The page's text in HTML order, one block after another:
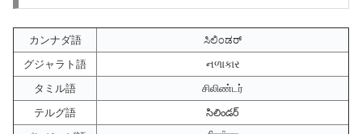
カンナダ語
ಸಿಲಿಂಡರ್
グジャラト語
નળાકાર
タミル語
சிலிண்டர்
テルグ語
సిలిండర్